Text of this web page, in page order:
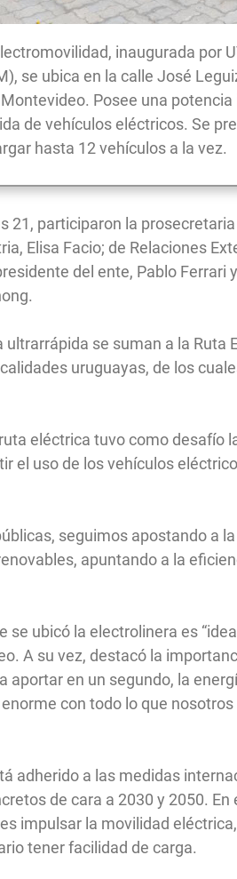
inaugurada por
se ubica en la calle José
Posee una
de vehículos eléctricos. Se
hasta 12 vehículos a la vez.
21, participaron la
Elisa Facio; de Relaciones
del ente, Pablo Ferrari
se suman a la Ruta
uruguayas, de los
eléctrica tuvo como desafío
el uso de los vehículos
seguimos apostando a
apuntando a la
se ubicó la electrolinera es
A su vez, destacó la
aportar en un segundo, la
con todo lo que
adherido a las medidas
de cara a 2030 y 2050.
impulsar la movilidad
tener facilidad de carga.